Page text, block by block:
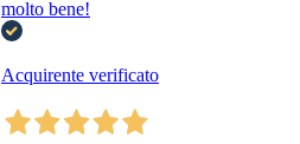
molto bene!
Acquirente verificato